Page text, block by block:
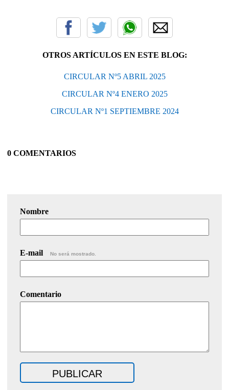
OTROS ARTÍCULOS EN ESTE BLOG:
CIRCULAR Nº5 ABRIL 2025
CIRCULAR Nº4 ENERO 2025
CIRCULAR Nº1 SEPTIEMBRE 2024
0 COMENTARIOS
Nombre
E-mail No será mostrado.
Comentario